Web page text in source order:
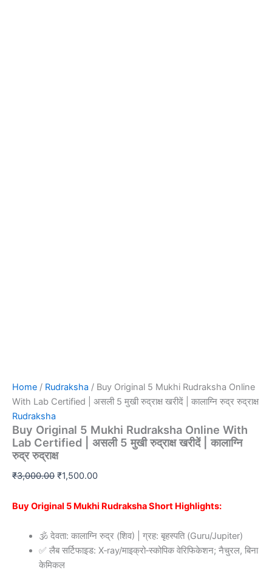
Home / Rudraksha / Buy Original 5 Mukhi Rudraksha Online
With Lab Certified | असली 5 मुखी रुद्राक्ष खरीदें | कालाग्नि रुद्र रुद्राक्ष
Rudraksha
Buy Original 5 Mukhi Rudraksha Online With
Lab Certified | असली 5 मुखी रुद्राक्ष खरीदें | कालाग्नि
रुद्र रुद्राक्ष
₹3,000.00 ₹1,500.00
Buy Original 5 Mukhi Rudraksha Short Highlights:
🕉️ देवता: कालाग्नि रुद्र (शिव) | ग्रह: बृहस्पति (Guru/Jupiter)
✅ लैब सर्टिफाइड: X‑ray/माइक्रो‑स्कोपिक वेरिफिकेशन; नैचुरल, बिना
केमिकल